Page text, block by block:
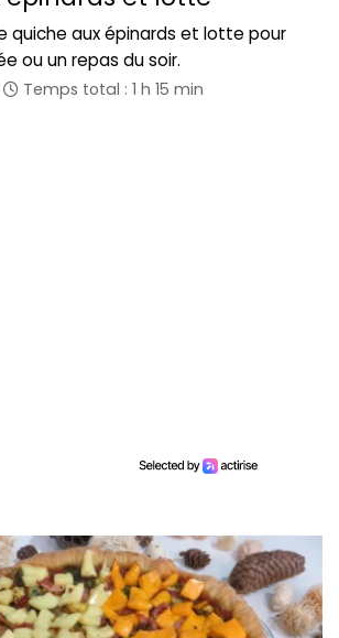
aux épinards et lotte pour
ou un repas du soir.
Temps total : 1 h 15 min